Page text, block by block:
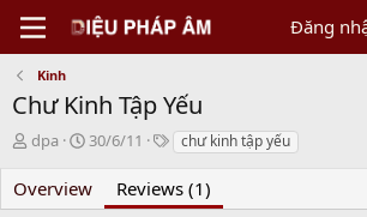
Đăng
Kinh
Chư Kinh Tập Yếu
N
ư
ờ
dpa
C
e
a
30/6/11
T
g
s
chư kinh tập yếu
Overview Reviews (1)